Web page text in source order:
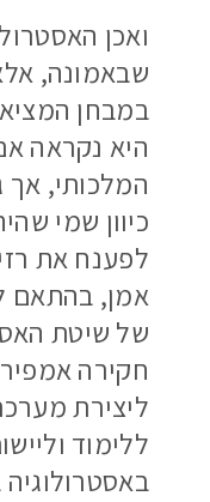
ואכן
שבאמונה,
במבחן
היא נקראה
המלכותי,
כיוון שמי
לפענח את
אמן, בהתאם
של שיטת
חקירה
ליצירת
ללימוד